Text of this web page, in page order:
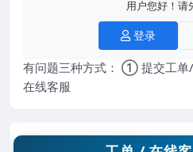
用户您好！请
登录
有问题三种方式： ① 提交工
在线客服